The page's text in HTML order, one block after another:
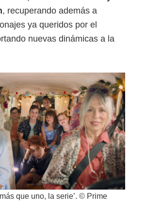
, recuperando además a
ya queridos por el
nuevas dinámicas a la
que uno, la serie’. © Prime